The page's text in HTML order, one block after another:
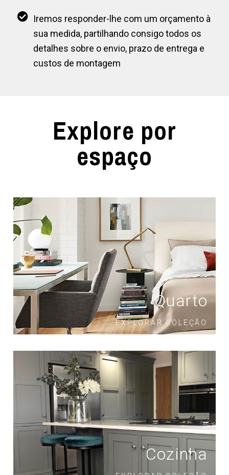
Iremos responder-lhe com um orçamento à
sua medida, partilhando consigo todos os
detalhes sobre o envio, prazo de entrega e
custos de montagem
Explore por
espaço
Quarto
EXPLORAR COLEÇÃO
Cozinha